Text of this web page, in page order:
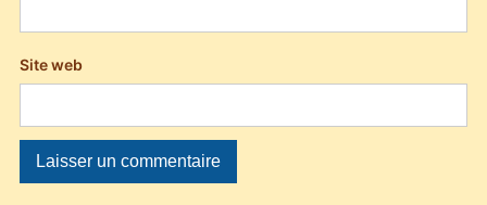
Site web